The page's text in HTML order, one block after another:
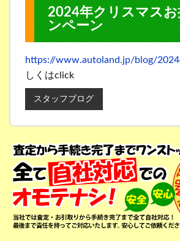
2024年クリスマス
ンペーン
https://www.autoland.jp/blog/
しくはclick
スタッフブログ